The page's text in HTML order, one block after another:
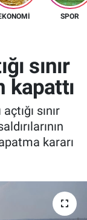
SPOR
sınır
kapattı
sınır
kararı